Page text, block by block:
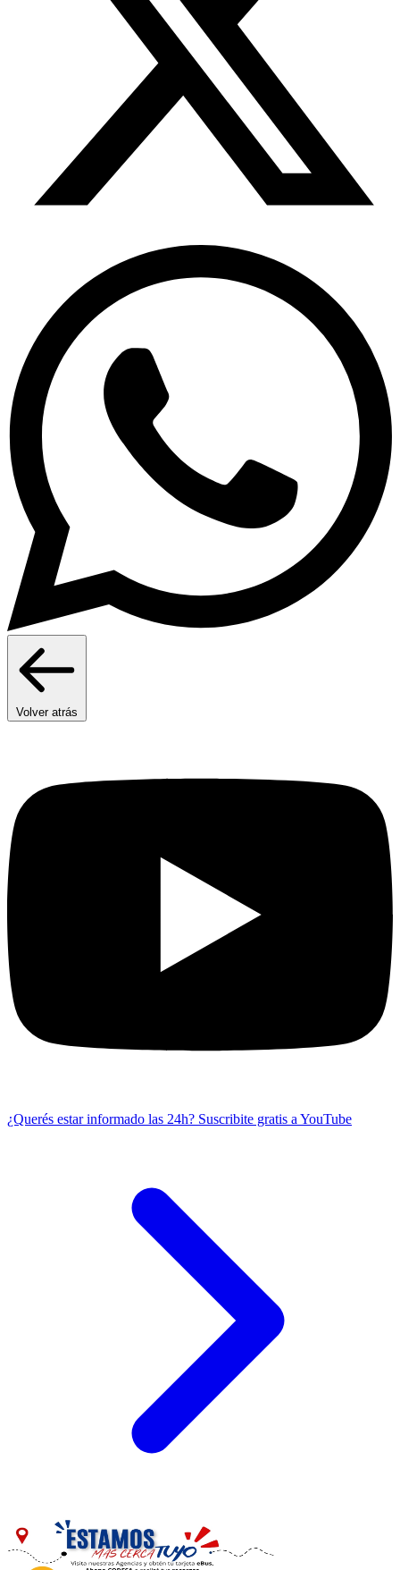
Volver atrás
¿Querés estar informado las 24h? Suscribite gratis a YouTube